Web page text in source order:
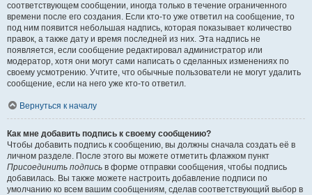
соответствующем сообщении, иногда только в течение ограниченного
времени после его создания. Если кто-то уже ответил на сообщение, то
под ним появится небольшая надпись, которая показывает количество
правок, а также дату и время последней из них. Эта надпись не
появляется, если сообщение редактировал администратор или
модератор, хотя они могут сами написать о сделанных изменениях по
своему усмотрению. Учтите, что обычные пользователи не могут удалить
сообщение, если на него уже кто-то ответил.
Вернуться к началу
Как мне добавить подпись к своему сообщению?
Чтобы добавить подпись к сообщению, вы должны сначала создать её в
личном разделе. После этого вы можете отметить флажком пункт
Присоединить подпись в форме отправки сообщения, чтобы подпись
добавилась. Вы также можете настроить добавление подписи по
умолчанию ко всем вашим сообщениям, сделав соответствующий выбор в